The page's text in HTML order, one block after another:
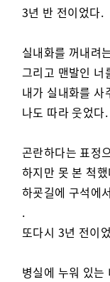
3년 반 전이었다.
실내화를 꺼내려
그리고 맨발인 너
내가 실내화를 사
나도 따라 웃었다
곤란하다는 표정
하지만 못 본 척
하굣길에 구석에
.
또다시 3년 전이
병실에 누워 있는